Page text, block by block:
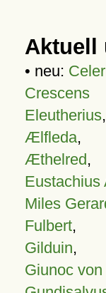
Aktuell
• neu:
Crescens
Eleutherius,
Ælfleda,
Æthelred,
Eustachius
Miles
Fulbert,
Gilduin,
Giunoc